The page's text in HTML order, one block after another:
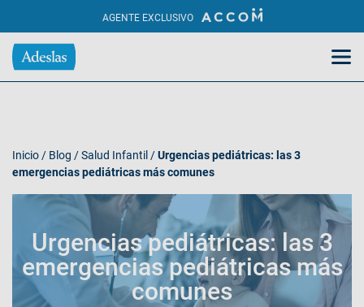
AGENTE EXCLUSIVO
Inicio / Blog /Salud Infantil /Urgencias pediátricas: las 3
emergencias pediátricas más comunes
Urgencias pediátricas: las 3
emergencias pediátricas más
comunes